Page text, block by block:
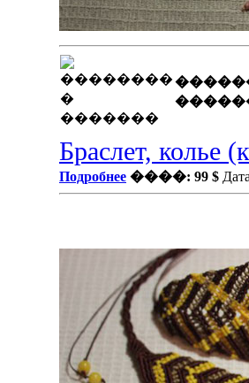
Браслет, колье
Подробнее ����: 99 $